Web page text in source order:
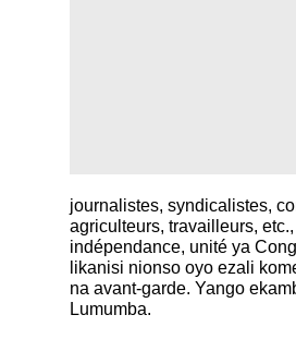
journalistes, syndicalistes,
agriculteurs, travailleurs,
indépendance, unité ya
likanisi nionso oyo ezali
na avant-garde. Yango
Lumumba.